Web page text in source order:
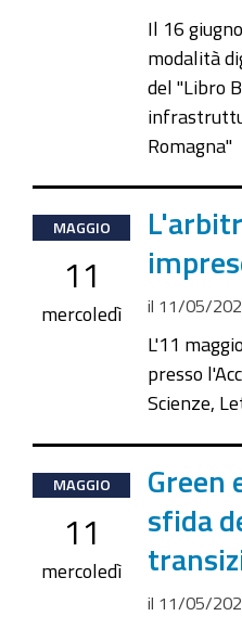
Il 16
modalità
del "Libro
Romagna"
2022-
05-
11T16:00:00+02:00
2022-
11T23:59:59+02:00
Scienze,
Lettere
Arti
MAGGIO
11
mercoledì il 11/05/
L'11
presso
Scienze,
2022-
05-
11T10:00:00+02:00
2022-
MAGGIO
11
mercoledì
Green
sfida
il 11/05/